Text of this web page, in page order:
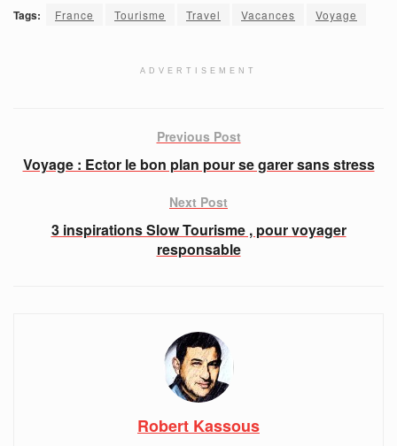
Tags: France Tourisme Travel Vacances Voyage
ADVERTISEMENT
Previous Post
Voyage : Ector le bon plan pour se garer sans stress
Next Post
3 inspirations Slow Tourisme , pour voyager
responsable
Robert Kassous